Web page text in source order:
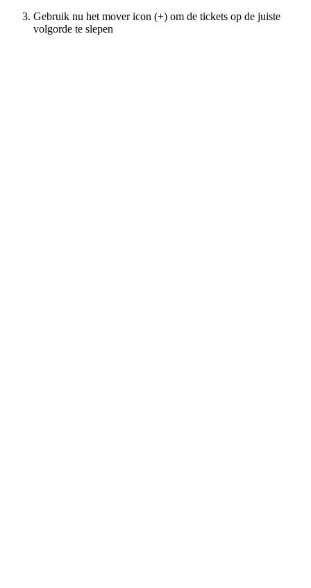
Gebruik nu het mover icon (+) om de tickets op de juiste
volgorde te slepen